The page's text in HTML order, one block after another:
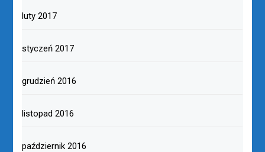
luty 2017
styczeń 2017
grudzień 2016
listopad 2016
październik 2016